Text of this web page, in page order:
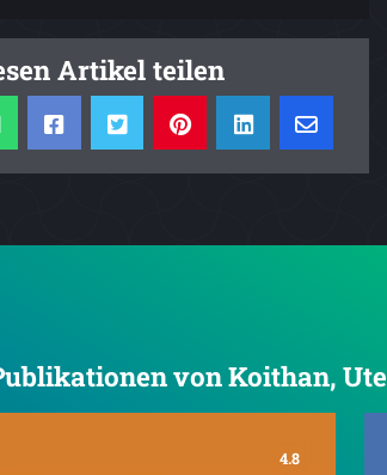
Artikel teilen
von Koithan, Ute
4.8